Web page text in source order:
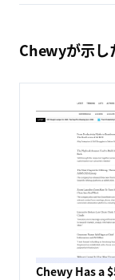
Chewyが示し
Chewy Has a